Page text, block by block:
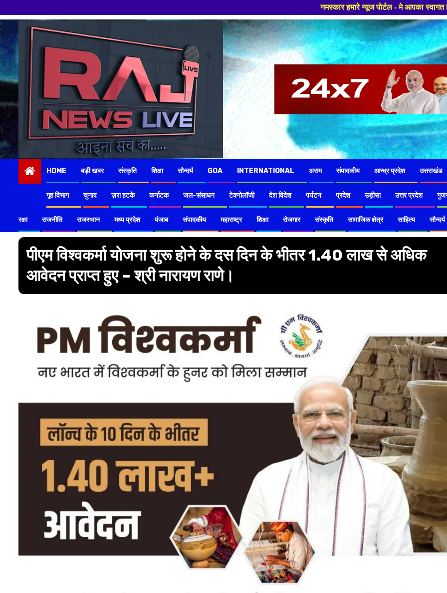
नमस्कार हमारे न्यूज पोर्टल - मे आपका स्वागत हैं ,यहाँ आपको हमेशा
Skip
to
content
HOME बड़ी खबर संस्कृति शिक्षा सौन्दर्य GOA INTERNATIONAL असम संपादकीय आन्ध्र प्रदेश उत्तराखंड
गृह विभाग चुनाव ज़रा हटके कर्नाटक जल-संसाधन टेक्नोलॉजी देश विदेश पर्यटन प्रदेश उड़ीसा उत्तर प्रदेश
रक्षा राजनीति राजस्थान मध्य प्रदेश पंजाब संपादकीय महाराष्ट्र शिक्षा रोजगार संस्कृति सामाजिक क्षेत्र साहित्य सौन्दर्य
पीएम विश्वकर्मा योजना शुरू होने के दस दिन के भीतर 1.40 लाख से अधिक
आवेदन प्राप्त हुए – श्री नारायण राणे।